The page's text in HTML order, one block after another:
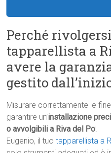
Perché
tapparellista a
avere la
gestito
Misurare correttamente le
garantire un’installazione
o avvolgibili a Riva del Po!
Eugenio, il tuotapparellista a